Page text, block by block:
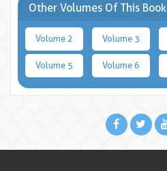
Other Volumes Of This Book
Volume 2 Volume 3
Volume 5 Volume 6